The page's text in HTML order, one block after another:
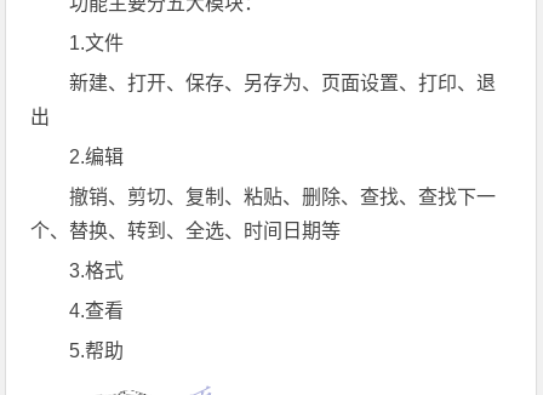
1.文件
新建、打开、保存、另存为、页面设置、打印、退
出
2.编辑
撤销、剪切、复制、粘贴、删除、查找、查找下一
个、替换、转到、全选、时间日期等
3.格式
4.查看
5.帮助